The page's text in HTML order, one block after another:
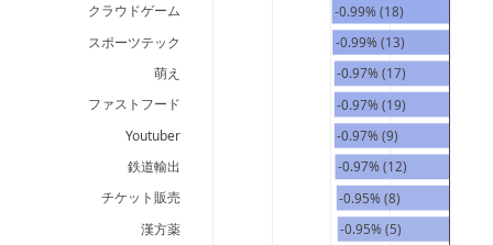
-0.95% (5)
-0.95% (8)
-0.97% (12)
-0.97% (9)
-0.97% (19)
-0.97% (17)
-0.99% (13)
-0.99% (18)
漢方薬
チケット販売
鉄道輸出
Youtuber
ファストフード
萌え
スポーツテック
クラウドゲーム